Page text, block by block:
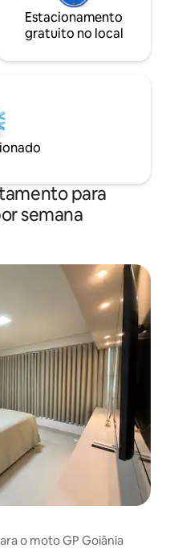
Estacionamento
gratuito no local
para
semana
o moto GP Goiânia